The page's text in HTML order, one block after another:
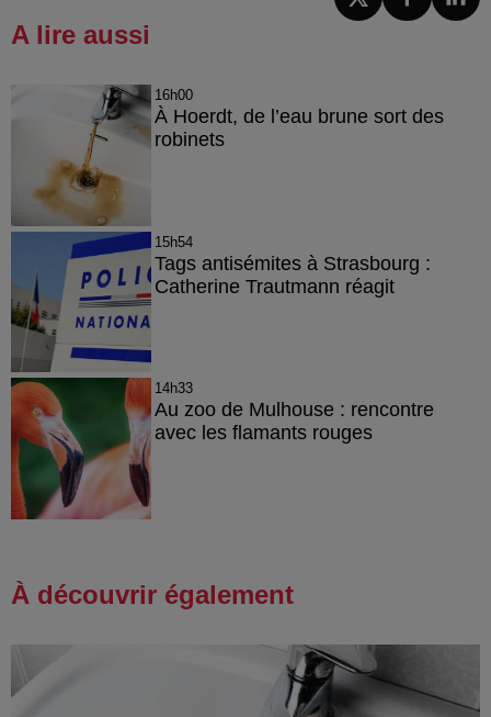
A lire aussi
16h00
À Hoerdt, de l’eau brune sort des
robinets
15h54
Tags antisémites à Strasbourg :
Catherine Trautmann réagit
14h33
Au zoo de Mulhouse : rencontre
avec les flamants rouges
À découvrir également